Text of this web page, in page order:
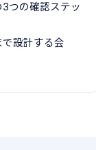
つの確認ステッ
設計する会